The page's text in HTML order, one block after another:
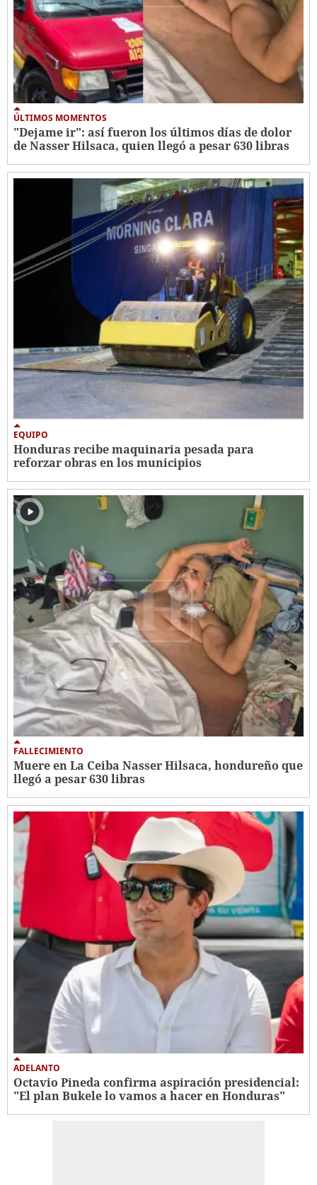
ÚLTIMOS MOMENTOS
"Dejame ir": así fueron los últimos días de dolor
de Nasser Hilsaca, quien llegó a pesar 630 libras
EQUIPO
Honduras recibe maquinaria pesada para
reforzar obras en los municipios
FALLECIMIENTO
Muere en La Ceiba Nasser Hilsaca, hondureño que
llegó a pesar 630 libras
ADELANTO
Octavio Pineda confirma aspiración presidencial:
"El plan Bukele lo vamos a hacer en Honduras"